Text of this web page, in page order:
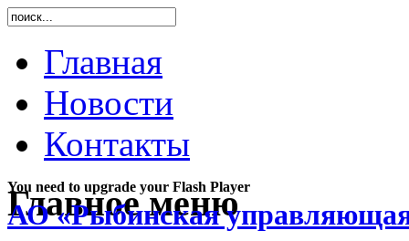
Главная
Новости
Контакты
You need to upgrade your Flash Player
АО «Рыбинская
Главное меню